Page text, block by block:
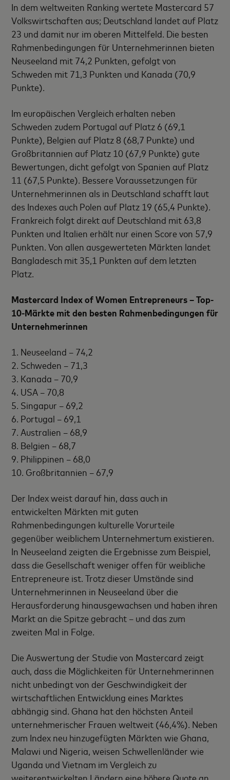
In dem weltweiten Ranking wertete Mastercard 57
Volkswirtschaften aus; Deutschland landet auf Platz
23 und damit nur im oberen Mittelfeld. Die besten
Rahmenbedingungen für Unternehmerinnen bieten
Neuseeland mit 74,2 Punkten, gefolgt von
Schweden mit 71,3 Punkten und Kanada (70,9
Punkte).
Im europäischen Vergleich erhalten neben
Schweden zudem Portugal auf Platz 6 (69,1
Punkte), Belgien auf Platz 8 (68,7 Punkte) und
Großbritannien auf Platz 10 (67,9 Punkte) gute
Bewertungen, dicht gefolgt von Spanien auf Platz
11 (67,5 Punkte). Bessere Voraussetzungen für
Unternehmerinnen als in Deutschland schafft laut
des Indexes auch Polen auf Platz 19 (65,4 Punkte).
Frankreich folgt direkt auf Deutschland mit 63,8
Punkten und Italien erhält nur einen Score von 57,9
Punkten. Von allen ausgewerteten Märkten landet
Bangladesch mit 35,1 Punkten auf dem letzten
Platz.
Mastercard Index of Women Entrepreneurs – Top-
10-Märkte mit den besten Rahmenbedingungen für
Unternehmerinnen
1. Neuseeland – 74,2
2. Schweden – 71,3
3. Kanada – 70,9
4. USA – 70,8
5. Singapur – 69,2
6. Portugal – 69,1
7. Australien – 68,9
8. Belgien – 68,7
9. Philippinen – 68,0
10. Großbritannien – 67,9
Der Index weist darauf hin, dass auch in
entwickelten Märkten mit guten
Rahmenbedingungen kulturelle Vorurteile
gegenüber weiblichem Unternehmertum existieren.
In Neuseeland zeigten die Ergebnisse zum Beispiel,
dass die Gesellschaft weniger offen für weibliche
Entrepreneure ist. Trotz dieser Umstände sind
Unternehmerinnen in Neuseeland über die
Herausforderung hinausgewachsen und haben ihren
Markt an die Spitze gebracht – und das zum
zweiten Mal in Folge.
Die Auswertung der Studie von Mastercard zeigt
auch, dass die Möglichkeiten für Unternehmerinnen
nicht unbedingt von der Geschwindigkeit der
wirtschaftlichen Entwicklung eines Marktes
abhängig sind. Ghana hat den höchsten Anteil
unternehmerischer Frauen weltweit (46,4%). Neben
zum Index neu hinzugefügten Märkten wie Ghana,
Malawi und Nigeria, weisen Schwellenländer wie
Uganda und Vietnam im Vergleich zu
weiterentwickelten Ländern eine höhere Quote an